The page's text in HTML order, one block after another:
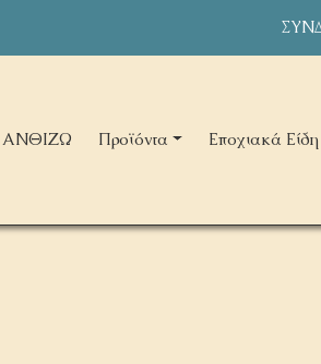
ΑΝΘΙΖΩ Προϊόντα Εποχιακά Είδη